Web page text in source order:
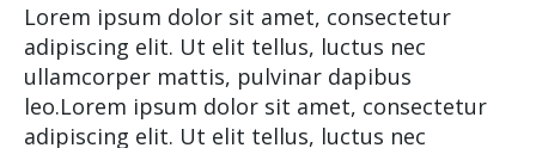
Lorem ipsum dolor sit amet, consectetur
adipiscing elit. Ut elit tellus, luctus nec
ullamcorper mattis, pulvinar dapibus
leo.Lorem ipsum dolor sit amet, consectetur
adipiscing elit. Ut elit tellus, luctus nec